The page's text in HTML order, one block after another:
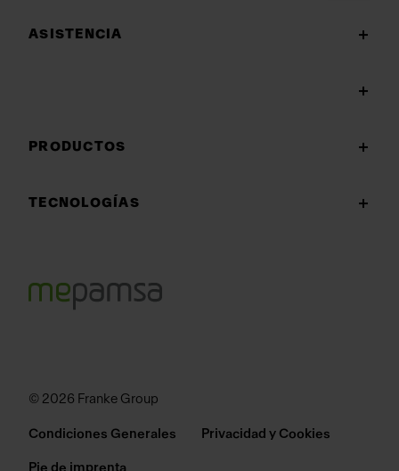
ASISTENCIA
PRODUCTOS
TECNOLOGÍAS
© 2026 Franke Group
Condiciones Generales Privacidad y Cookies
Pie de imprenta